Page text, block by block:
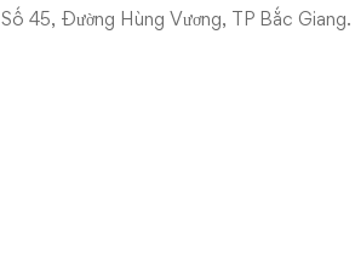
45, Đường Hùng Vương, TP Bắc Giang.